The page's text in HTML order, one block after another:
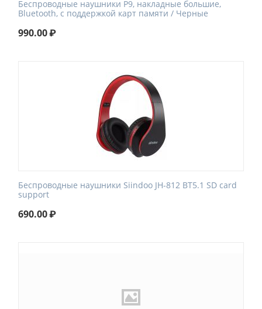
Беспроводные наушники P9, накладные большие,
Bluetooth, с поддержкой карт памяти / Черные
990.00₽
Беспроводные наушники Siindoo JH-812 BT5.1 SD card
support
690.00₽